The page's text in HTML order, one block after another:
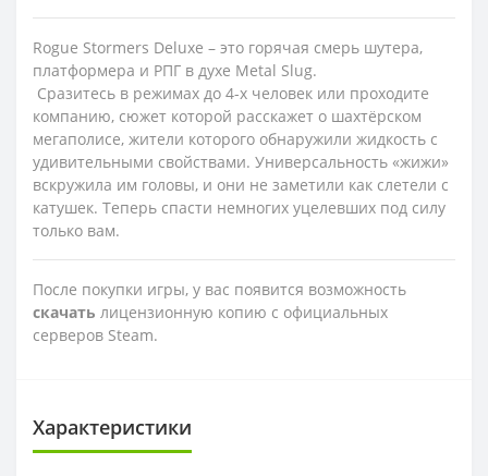
Rogue Stormers Deluxe – это горячая смерь шутера,
платформера и РПГ в духе Metal Slug.
Сразитесь в режимах до 4-х человек или проходите
компанию, сюжет которой расскажет о шахтёрском
мегаполисе, жители которого обнаружили жидкость с
удивительными свойствами. Универсальность «жижи»
вскружила им головы, и они не заметили как слетели с
катушек. Теперь спасти немногих уцелевших под силу
только вам.
После покупки игры, у вас появится возможность
скачать лицензионную копию с официальных
серверов Steam.
Характеристики